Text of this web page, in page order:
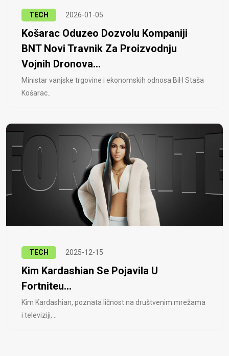
TECH 2026-01-05
Košarac Oduzeo Dozvolu Kompaniji
BNT Novi Travnik Za Proizvodnju
Vojnih Dronova...
Ministar vanjske trgovine i ekonomskih odnosa BiH Staša
Košarac..
TECH 2025-12-15
Kim Kardashian Se Pojavila U
Fortniteu...
Kim Kardashian, poznata ličnost na društvenim mrežama
i televiziji, ..